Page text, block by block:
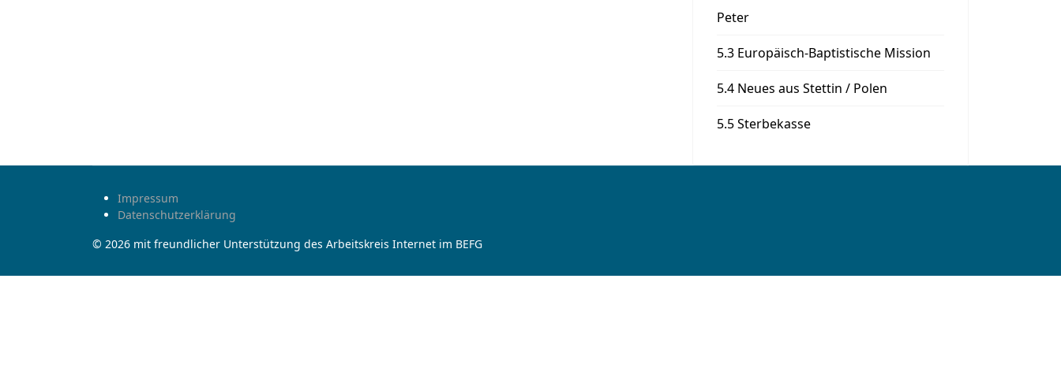
Peter
5.3 Europäisch-Baptistische Mission
5.4 Neues aus Stettin / Polen
5.5 Sterbekasse
Impressum
Datenschutzerklärung
© 2026 mit freundlicher Unterstützung des Arbeitskreis Internet im BEFG